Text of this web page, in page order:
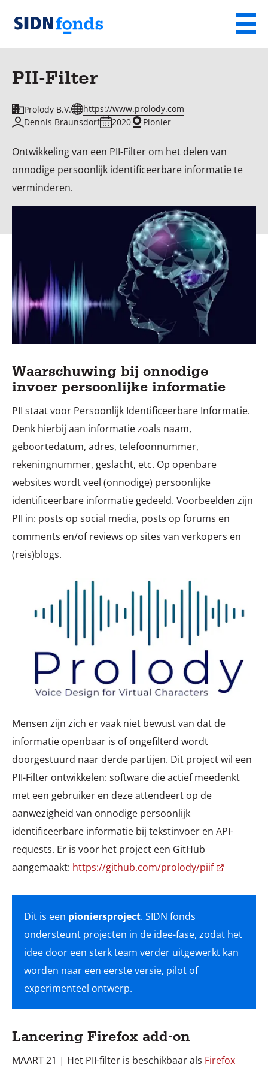
Sla de navigatie over en ga naar de inhoud
SIDN
Menu
PII-Filter
Prolody B.V.
https://www.prolody.com
Dennis Braunsdorf
2020 Pionier
Ontwikkeling van een PII-Filter om het delen van
onnodige persoonlijk identificeerbare informatie te
verminderen.
Waarschuwing bij onnodige
invoer persoonlijke informatie
PII staat voor Persoonlijk Identificeerbare Informatie.
Denk hierbij aan informatie zoals naam,
geboortedatum, adres, telefoonnummer,
rekeningnummer, geslacht, etc. Op openbare
websites wordt veel (onnodige) persoonlijke
identificeerbare informatie gedeeld. Voorbeelden zijn
PII in: posts op social media, posts op forums en
comments en/of reviews op sites van verkopers en
(reis)blogs.
Mensen zijn zich er vaak niet bewust van dat de
informatie openbaar is of ongefilterd wordt
doorgestuurd naar derde partijen. Dit project wil een
PII-Filter ontwikkelen: software die actief meedenkt
met een gebruiker en deze attendeert op de
aanwezigheid van onnodige persoonlijk
identificeerbare informatie bij tekstinvoer en API-
requests. Er is voor het project een GitHub
aangemaakt: https://github.com/prolody/piif
Dit is een pioniersproject. SIDN fonds
ondersteunt projecten in de idee-fase, zodat het
idee door een sterk team verder uitgewerkt kan
worden naar een eerste versie, pilot of
experimenteel ontwerp.
Lancering Firefox add-on
MAART 21 | Het PII-filter is beschikbaar als Firefox